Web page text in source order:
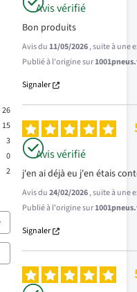
26
15
3
0
2
Avis vérifié
Bon produits
Avis du11/05/2026, suite à une
Publié à l'origine sur
Signaler
Avis vérifié
j'en ai déjà eu j'en étais
Avis du24/02/2026, suite à une
Publié à l'origine sur
Signaler